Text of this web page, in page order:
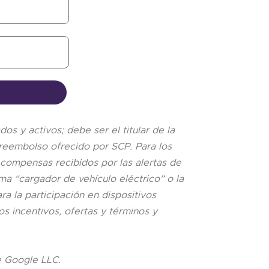
y activos; debe ser el titular de la
ofrecido por SCP. Para los
recibidos por las alertas de
“cargador de vehículo eléctrico” o la
la participación en dispositivos
incentivos, ofertas y términos y
LLC.